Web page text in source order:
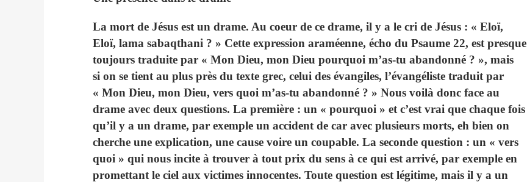
La mort de Jésus est un drame. Au coeur de ce drame, il y a le cri de Jésus : « Eloï,
Eloï, lama sabaqthani ? » Cette expression araméenne, écho du Psaume 22, est presque
toujours traduite par « Mon Dieu, mon Dieu pourquoi m’as-tu abandonné ? », mais
si on se tient au plus près du texte grec, celui des évangiles, l’évangéliste traduit par
« Mon Dieu, mon Dieu, vers quoi m’as-tu abandonné ? » Nous voilà donc face au
drame avec deux questions. La première : un « pourquoi » et c’est vrai que chaque fois
qu’il y a un drame, par exemple un accident de car avec plusieurs morts, eh bien on
cherche une explication, une cause voire un coupable. La seconde question : un « vers
quoi » qui nous incite à trouver à tout prix du sens à ce qui est arrivé, par exemple en
promettant le ciel aux victimes innocentes. Toute question est légitime, mais il y a un